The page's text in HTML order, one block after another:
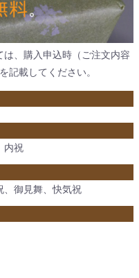
内祝
、御見舞、快気祝